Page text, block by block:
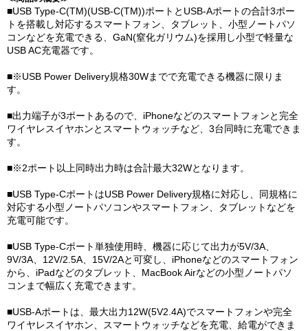
■USB Type-C(TM)(USB-C(TM))ポートとUSB-Aポートの合計3ポー
トを搭載し対応するスマートフォン、タブレット、小型ノートパソ
コンなどを充電できる、GaN(窒化ガリウム)を採用し小型で軽量な
USB AC充電器です。
■※USB Power Delivery規格30Wまでで充電できる機器に限りま
す。
■出力端子が3ポートあるので、iPhoneなどのスマートフォンと完全
ワイヤレスイヤホンとスマートウォッチなど、3台同時に充電できま
す。
■※2ポート以上同時出力時は合計最大32Wとなります。
■USB Type-CポートはUSB Power Delivery規格に対応し、同規格に
対応する小型ノートパソコンやスマートフォン、タブレットなどを
充電可能です。
■USB Type-Cポート単独使用時、機器に応じて出力が5V/3A、
9V/3A、12V/2.5A、15V/2Aと可変し、iPhoneなどのスマートフォン
から、iPadなどのタブレット、MacBook Airなどの小型ノートパソ
コンまで幅広く充電できます。
■USB-Aポートは、最大出力12W(5V2.4A)でスマートフォンや完全
ワイヤレスイヤホン、スマートウォッチなどを充電、給電ができま